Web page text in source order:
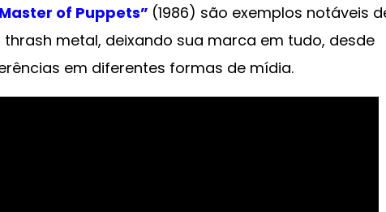
of Puppets” (1986) são exemplos notáveis
metal, deixando sua marca em tudo, desde
em diferentes formas de mídia.